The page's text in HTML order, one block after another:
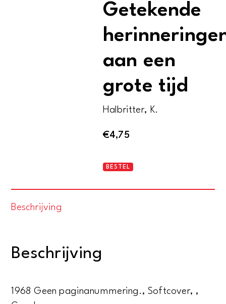
Getekende
aan een
grote tijd
Halbritter, K.
€4,75
Adolf
tijd
BESTEL
Beschrijving
Beschrijving
1968 Geen paginanummering., Softcover, ,